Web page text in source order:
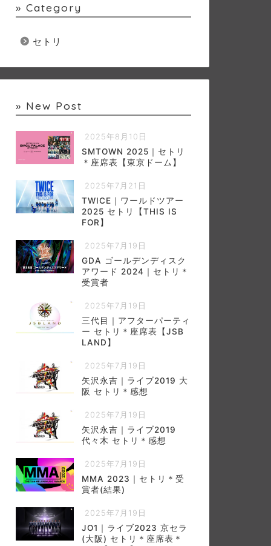
» Category
セトリ
» New Post
2025年8月10日
SMTOWN 2025｜セトリ
＊座席表【東京ドーム】
2025年7月21日
TWICE｜ワールドツアー
2025 セトリ【THIS IS
FOR】
2025年7月19日
GDA ゴールデンディスク
アワード 2024｜セトリ＊
受賞者
2025年7月19日
三代目｜アフターパーティ
ー セトリ＊座席表【JSB
LAND】
2025年7月19日
矢沢永吉｜ライブ2019 大
阪 セトリ＊感想
2025年7月19日
矢沢永吉｜ライブ2019
代々木 セトリ＊感想
2025年7月19日
MMA 2023｜セトリ＊受
賞者(結果)
2025年7月19日
JO1｜ライブ2023 京セラ
(大阪) セトリ＊座席表＊